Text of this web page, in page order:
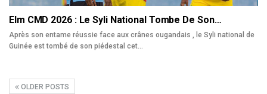
Elm CMD 2026 : Le Syli National Tombe De Son…
Après son entame réussie face aux crânes ougandais , le Syli national de
Guinée est tombé de son piédestal cet…
OLDER POSTS